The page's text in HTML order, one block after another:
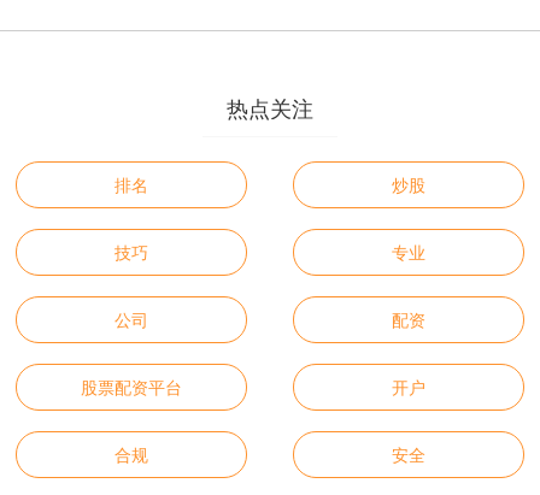
热点关注
排名 炒股
技巧 专业
公司 配资
股票配资平台 开户
合规 安全